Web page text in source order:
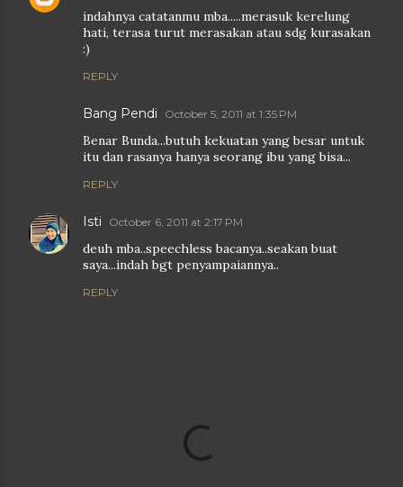
indahnya catatanmu mba.....merasuk kerelung
hati, terasa turut merasakan atau sdg kurasakan
:)
REPLY
Bang Pendi October 5, 2011 at 1:35 PM
Benar Bunda...butuh kekuatan yang besar untuk
itu dan rasanya hanya seorang ibu yang bisa...
REPLY
Isti October 6, 2011 at 2:17 PM
deuh mba..speechless bacanya..seakan buat
saya...indah bgt penyampaiannya..
REPLY